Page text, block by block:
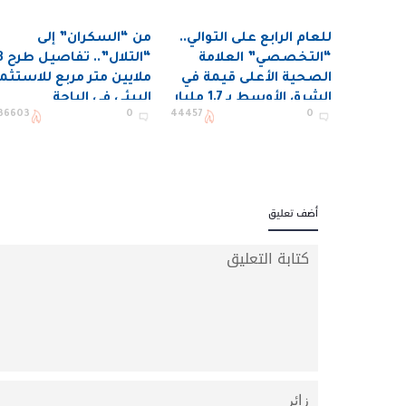
للعام الرابع على التوالي..
“التخصصي” العلامة
الصحية الأعلى قيمة في
الشرق الأوسط بـ 1.7 مليار
دولار
0
44457
من “السكران” إلى
ملايين متر مربع
البيئي في الباحة
0
أضف تعليق